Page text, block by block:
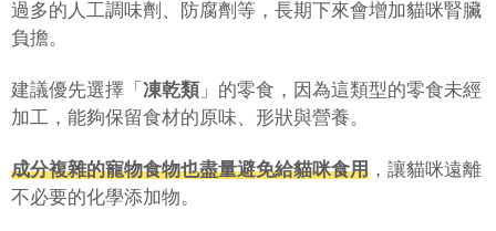
過多的人工調味劑、防腐劑等，長期下來會增加貓咪腎臟
負擔。
建議優先選擇「 凍乾類 」的零食，因為這類型的零食未經
加工，能夠保留食材的原味、形狀與營養。
成分複雜的寵物食物也盡量避免給貓咪食用 ，讓貓咪遠離
不必要的化學添加物。